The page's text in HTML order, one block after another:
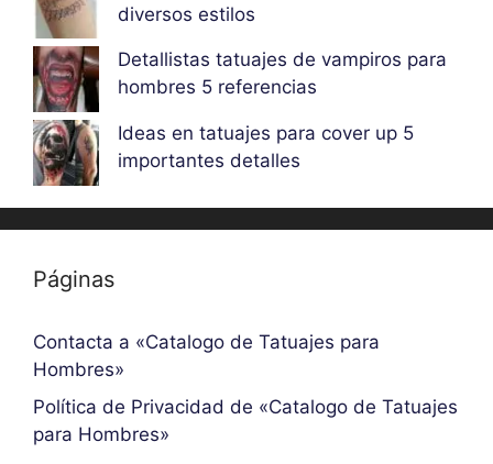
diversos estilos
Detallistas tatuajes de vampiros para
hombres 5 referencias
Ideas en tatuajes para cover up 5
importantes detalles
Páginas
Contacta a «Catalogo de Tatuajes para
Hombres»
Política de Privacidad de «Catalogo de Tatuajes
para Hombres»